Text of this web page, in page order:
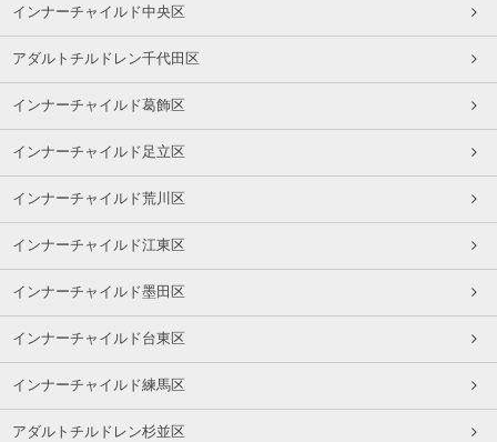
インナーチャイルド中央区
アダルトチルドレン千代田区
インナーチャイルド葛飾区
インナーチャイルド足立区
インナーチャイルド荒川区
インナーチャイルド江東区
インナーチャイルド墨田区
インナーチャイルド台東区
インナーチャイルド練馬区
アダルトチルドレン杉並区